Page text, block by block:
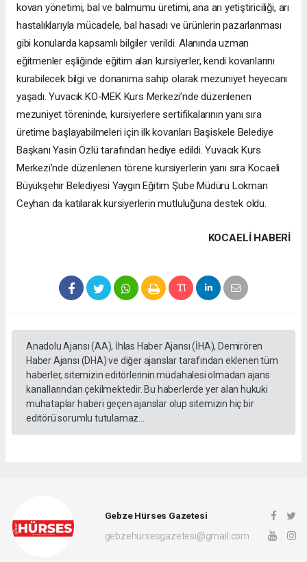
kovan yönetimi, bal ve balmumu üretimi, ana arı yetiştiriciliği, arı
hastalıklarıyla mücadele, bal hasadı ve ürünlerin pazarlanması
gibi konularda kapsamlı bilgiler verildi. Alanında uzman
eğitmenler eşliğinde eğitim alan kursiyerler, kendi kovanlarını
kurabilecek bilgi ve donanıma sahip olarak mezuniyet heyecanı
yaşadı. Yuvacık KO-MEK Kurs Merkezi’nde düzenlenen
mezuniyet töreninde, kursiyerlere sertifikalarının yanı sıra
üretime başlayabilmeleri için ilk kovanları Başiskele Belediye
Başkanı Yasin Özlü tarafından hediye edildi. Yuvacık Kurs
Merkezi’nde düzenlenen törene kursiyerlerin yanı sıra Kocaeli
Büyükşehir Belediyesi Yaygın Eğitim Şube Müdürü Lokman
Ceyhan da katılarak kursiyerlerin mutluluğuna destek oldu.
KOCAELI HABERİ
Anadolu Ajansı (AA), İhlas Haber Ajansı (İHA), Demirören
Haber Ajansı (DHA) ve diğer ajanslar tarafından eklenen tüm
haberler, sitemizin editörlerinin müdahalesi olmadan ajans
kanallarından çekilmektedir. Bu haberlerde yer alan hukuki
muhataplar haberi geçen ajanslar olup sitemizin hiç bir
editörü sorumlu tutulamaz...
Gebze Hürses Gazetesi
gebzehursesgazetesi@gmail.com